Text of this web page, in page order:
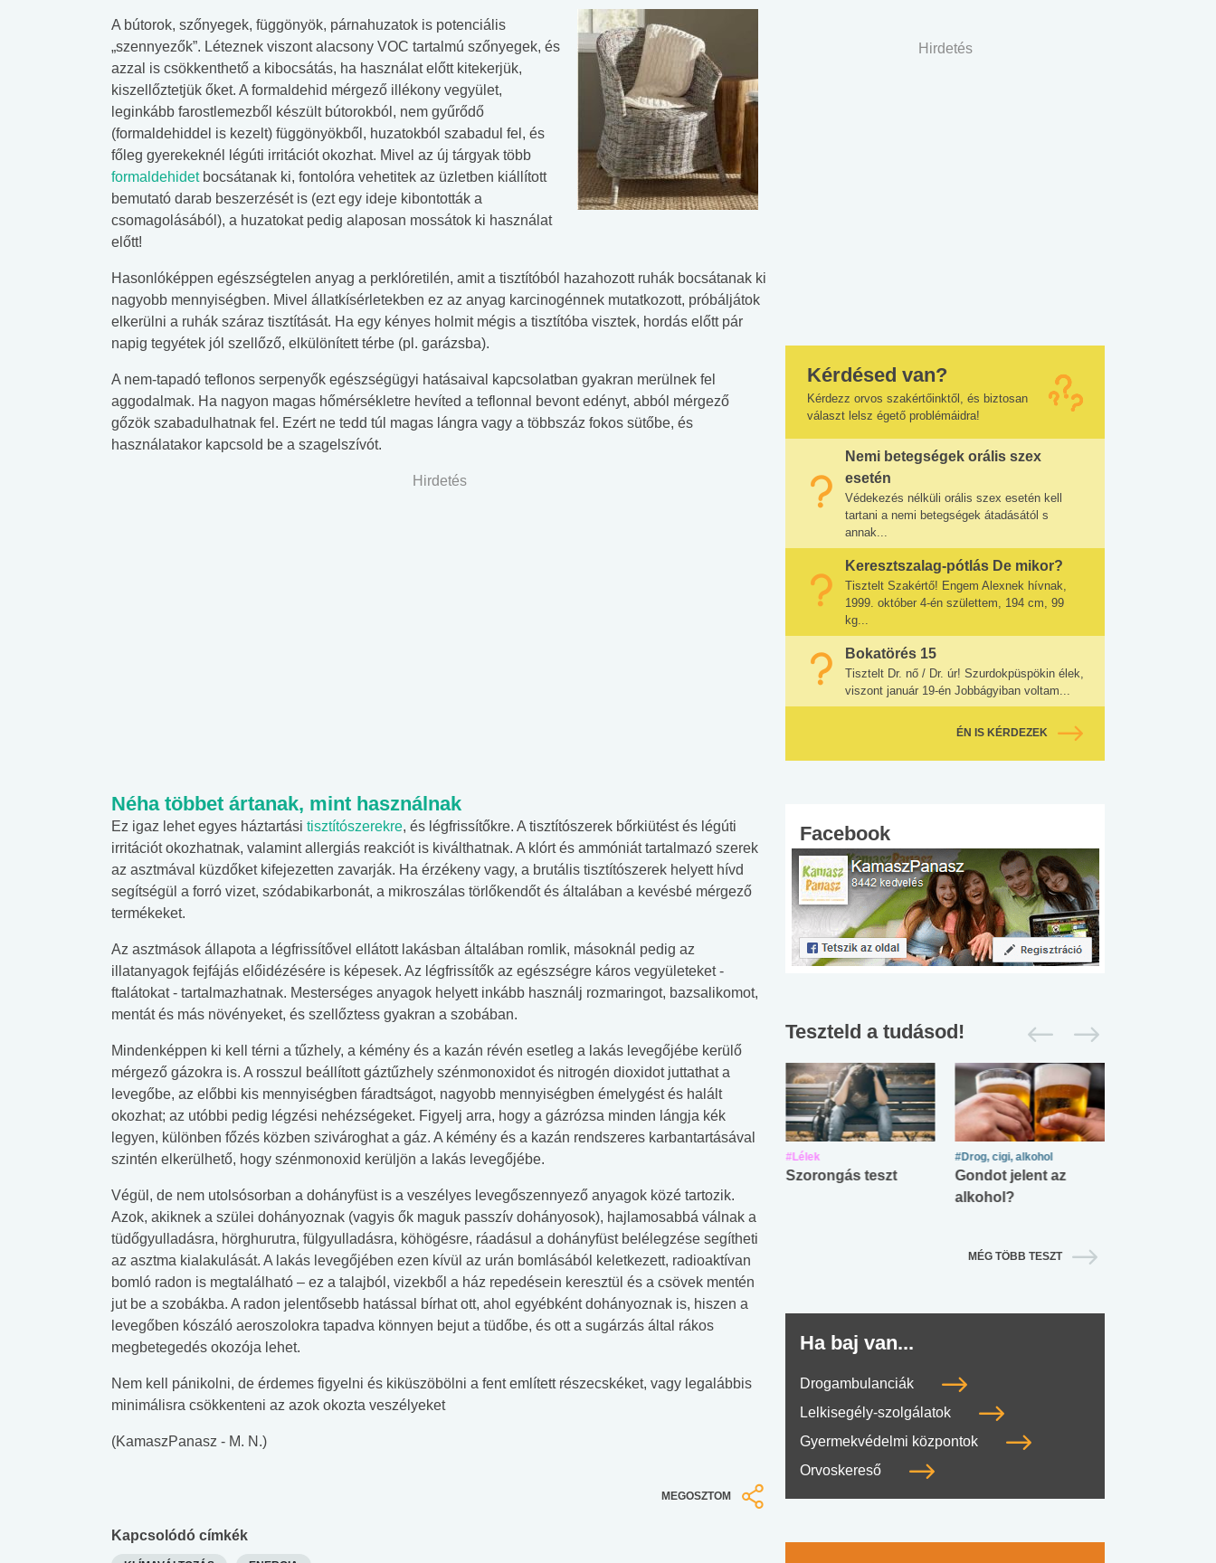
A bútorok, szőnyegek, függönyök, párnahuzatok is potenciális
„szennyezők”. Léteznek viszont alacsony VOC tartalmú szőnyegek, és
azzal is csökkenthető a kibocsátás, ha használat előtt kitekerjük,
kiszellőztetjük őket. A formaldehid mérgező illékony vegyület,
leginkább farostlemezből készült bútorokból, nem gyűrődő
(formaldehiddel is kezelt) függönyökből, huzatokból szabadul fel, és
főleg gyerekeknél légúti irritációt okozhat. Mivel az új tárgyak több
formaldehidetbocsátanak ki, fontolóra vehetitek az üzletben kiállított
bemutató darab beszerzését is (ezt egy ideje kibontották a
csomagolásából), a huzatokat pedig alaposan mossátok ki használat
előtt!
Hasonlóképpen egészségtelen anyag a perklóretilén, amit a tisztítóból hazahozott ruhák bocsátanak ki
nagyobb mennyiségben. Mivel állatkísérletekben ez az anyag karcinogénnek mutatkozott, próbáljátok
elkerülni a ruhák száraz tisztítását. Ha egy kényes holmit mégis a tisztítóba visztek, hordás előtt pár
napig tegyétek jól szellőző, elkülönített térbe (pl. garázsba).
A nem-tapadó teflonos serpenyők egészségügyi hatásaival kapcsolatban gyakran merülnek fel
aggodalmak. Ha nagyon magas hőmérsékletre hevíted a teflonnal bevont edényt, abból mérgező
gőzök szabadulhatnak fel. Ezért ne tedd túl magas lángra vagy a többszáz fokos sütőbe, és
használatakor kapcsold be a szagelszívót.
Hirdetés
Néha többet ártanak, mint használnak
Ez igaz lehet egyes háztartási tisztítószerekre, és légfrissítőkre. A tisztítószerek bőrkiütést és légúti
irritációt okozhatnak, valamint allergiás reakciót is kiválthatnak. A klórt és ammóniát tartalmazó szerek
az asztmával küzdőket kifejezetten zavarják. Ha érzékeny vagy, a brutális tisztítószerek helyett hívd
segítségül a forró vizet, szódabikarbonát, a mikroszálas törlőkendőt és általában a kevésbé mérgező
termékeket.
Az asztmások állapota a légfrissítővel ellátott lakásban általában romlik, másoknál pedig az
illatanyagok fejfájás előidézésére is képesek. Az légfrissítők az egészségre káros vegyületeket -
ftalátokat - tartalmazhatnak. Mesterséges anyagok helyett inkább használj rozmaringot, bazsalikomot,
mentát és más növényeket, és szellőztess gyakran a szobában.
Mindenképpen ki kell térni a tűzhely, a kémény és a kazán révén esetleg a lakás levegőjébe kerülő
mérgező gázokra is. A rosszul beállított gáztűzhely szénmonoxidot és nitrogén dioxidot juttathat a
levegőbe, az előbbi kis mennyiségben fáradtságot, nagyobb mennyiségben émelygést és halált
okozhat; az utóbbi pedig légzési nehézségeket. Figyelj arra, hogy a gázrózsa minden lángja kék
legyen, különben főzés közben szivároghat a gáz. A kémény és a kazán rendszeres karbantartásával
szintén elkerülhető, hogy szénmonoxid kerüljön a lakás levegőjébe.
Végül, de nem utolsósorban a dohányfüst is a veszélyes levegőszennyező anyagok közé tartozik.
Azok, akiknek a szülei dohányoznak (vagyis ők maguk passzív dohányosok), hajlamosabbá válnak a
tüdőgyulladásra, hörghurutra, fülgyulladásra, köhögésre, ráadásul a dohányfüst belélegzése segítheti
az asztma kialakulását. A lakás levegőjében ezen kívül az urán bomlásából keletkezett, radioaktívan
bomló radon is megtalálható – ez a talajból, vizekből a ház repedésein keresztül és a csövek mentén
jut be a szobákba. A radon jelentősebb hatással bírhat ott, ahol egyébként dohányoznak is, hiszen a
levegőben kószáló aeroszolokra tapadva könnyen bejut a tüdőbe, és ott a sugárzás által rákos
megbetegedés okozója lehet.
Nem kell pánikolni, de érdemes figyelni és kiküszöbölni a fent említett részecskéket, vagy legalábbis
minimálisra csökkenteni az azok okozta veszélyeket
(KamaszPanasz - M. N.)
MEGOSZTOM
Kapcsolódó címkék
Hirdetés
Kérdésed van?
Kérdezz orvos szakértőinktől, és biztosan
választ lelsz égető problémáidra!
Nemi betegségek orális szex
esetén
Védekezés nélküli orális szex esetén kell
tartani a nemi betegségek átadásától s
annak...
Keresztszalag-pótlás De mikor?
Tisztelt Szakértő! Engem Alexnek hívnak,
1999. október 4-én születtem, 194 cm, 99
kg...
Bokatörés 15
Tisztelt Dr. nő / Dr. úr! Szurdokpüspökin élek,
viszont január 19-én Jobbágyiban voltam...
ÉN IS KÉRDEZEK
Facebook
Teszteld a tudásod!
#Zöldövezet
lábnyomod?
#Betegségek
tudásteszt
#Suli, munka
nyelvvizsga teszt -
No.42
teszt
#Lélek
Szorongás teszt
#Drog, cigi, alkohol
Gondot jelent az
alkohol?
MÉG TÖBB TESZT
Ha baj van...
Drogambulanciák
Lelkisegély-szolgálatok
Gyermekvédelmi központok
Orvoskereső